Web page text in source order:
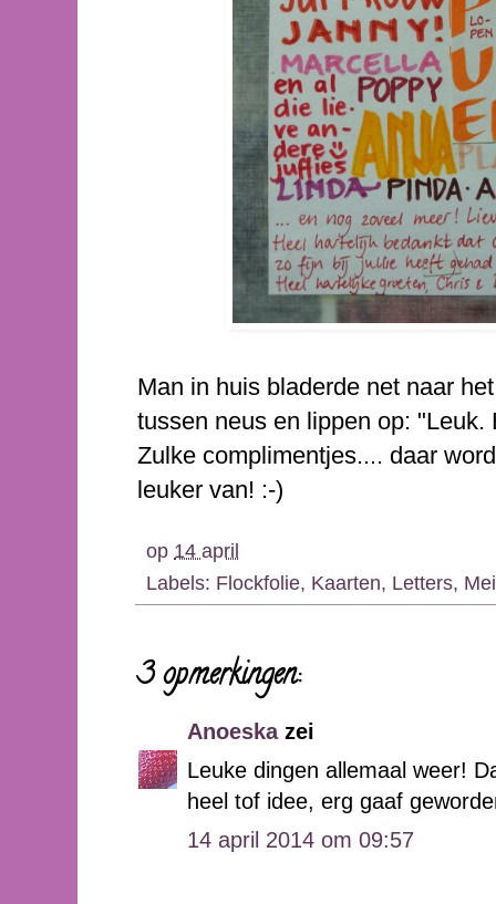
Man in huis bladerde net naar
tussen neus en lippen op:
Zulke complimentjes.... daar
leuker van! :-)
op 14 april
Labels: Flockfolie, Kaarten, Letters,
3 opmerkingen:
Anoeskazei
Leuke dingen allemaal weer!
heel tof idee, erg gaaf
14 april 2014 om 09:57